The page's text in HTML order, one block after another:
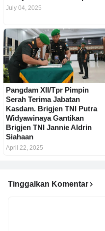
July 04, 2025
Pangdam XII/Tpr Pimpin
Serah Terima Jabatan
Kasdam. Brigjen TNI Putra
Widyawinaya Gantikan
Brigjen TNI Jannie Aldrin
Siahaan
April 22, 2025
Tinggalkan Komentar